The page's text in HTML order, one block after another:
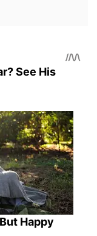
See His
Happy